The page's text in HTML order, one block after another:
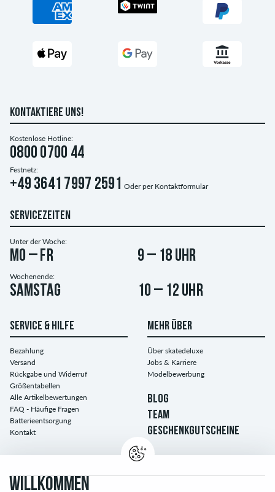
KONTAKTIERE UNS!
Kostenlose Hotline:
0800 0700 44
Festnetz:
+49 3641 7997 2591 Oder per Kontaktformular
SERVICEZEITEN
Unter der Woche:
Mo – Fr 9 – 18 Uhr
Wochenende:
Samstag 10 – 12 Uhr
SERVICE & HILFE
Bezahlung
Versand
Rückgabe und Widerruf
Größentabellen
Alle Artikelbewertungen
FAQ - Häufige Fragen
Batterieentsorgung
Kontakt
MEHR ÜBER
Über skatedeluxe
Jobs & Karriere
Modelbewerbung
BLOG
TEAM
GESCHENKGUTSCHEINE
WILLKOMMEN